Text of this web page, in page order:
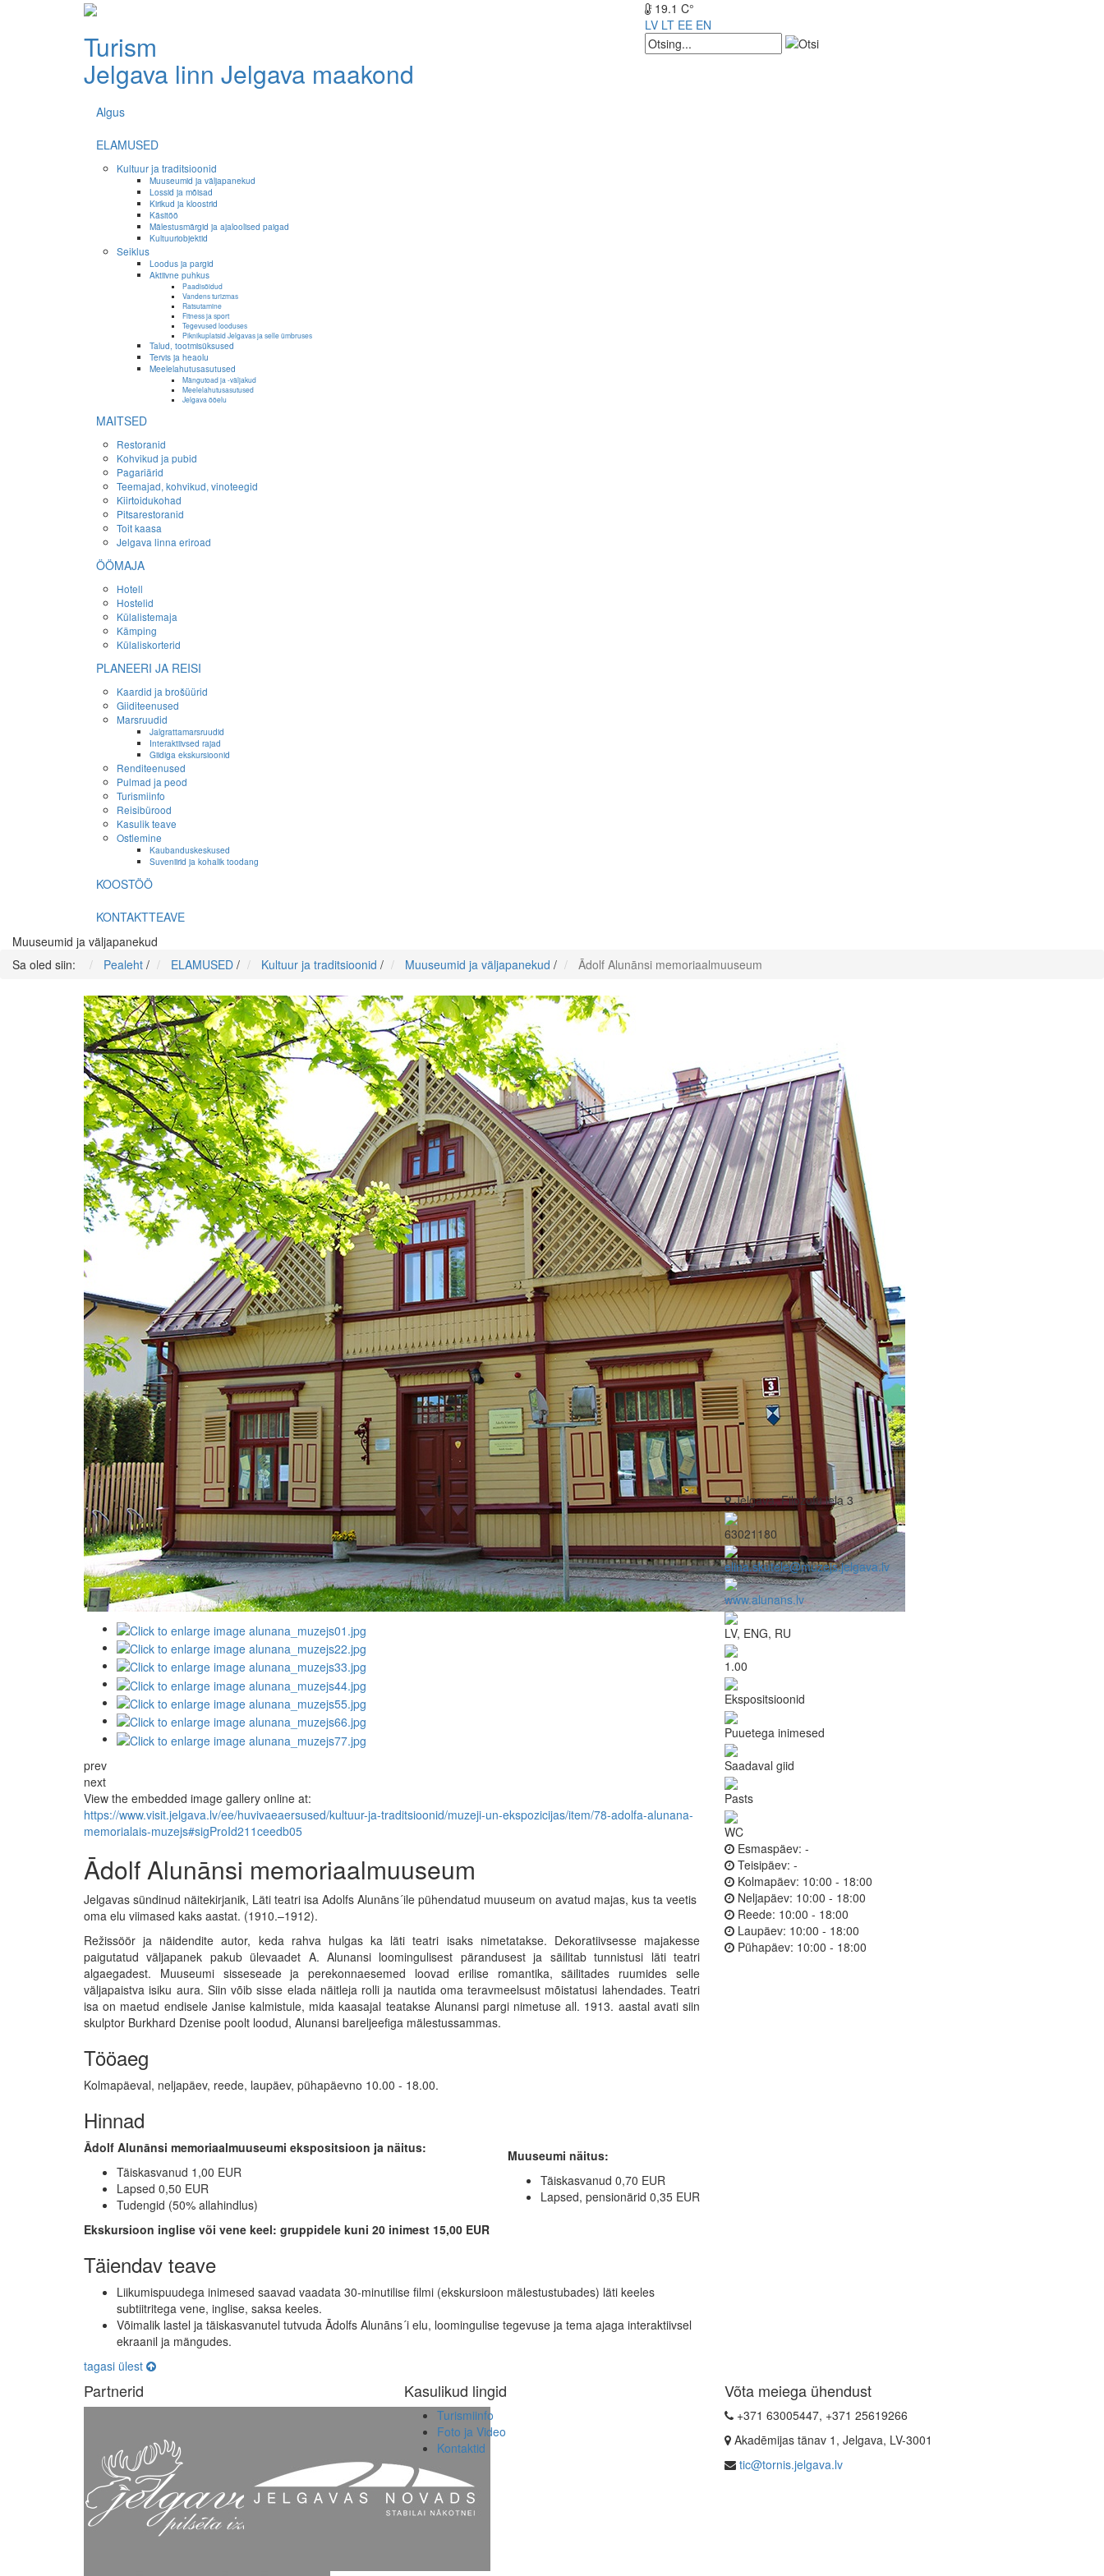
Turism
Jelgava linn Jelgava maakond
19.1 C°
LV LT EE EN
Algus
ELAMUSED
Kultuur ja traditsioonid
Muuseumid ja väljapanekud
Lossid ja mõisad
Kirikud ja kloostrid
Käsitöö
Mälestusmärgid ja ajaloolised paigad
Kultuuriobjektid
Seiklus
Loodus ja pargid
Aktiivne puhkus
Paadisõidud
Vandens turizmas
Ratsutamine
Fitness ja sport
Tegevused looduses
Piknikuplatsid Jelgavas ja selle ümbruses
Talud, tootmisüksused
Tervis ja heaolu
Meelelahutusasutused
Mängutoad ja -väljakud
Meelelahutusasutused
Jelgava ööelu
MAITSED
Restoranid
Kohvikud ja pubid
Pagariärid
Teemajad, kohvikud, vinoteegid
Kiirtoidukohad
Pitsarestoranid
Toit kaasa
Jelgava linna eriroad
ÖÖMAJA
Hotell
Hostelid
Külalistemaja
Kämping
Külaliskorterid
PLANEERI JA REISI
Kaardid ja brošüürid
Giiditeenused
Marsruudid
Jalgrattamarsruudid
Interaktiivsed rajad
Giidiga ekskursioonid
Renditeenused
Pulmad ja peod
Turismiinfo
Reisibürood
Kasulik teave
Ostlemine
Kaubanduskeskused
Suveniirid ja kohalik toodang
KOOSTÖÖ
KONTAKTTEAVE
Muuseumid ja väljapanekud
Sa oled siin:
Pealeht / ELAMUSED / Kultuur ja traditsioonid / Muuseumid ja väljapanekud / Ādolf Alunānsi memoriaalmuuseum
prev
next
View the embedded image gallery online at:
https://www.visit.jelgava.lv/ee/huvivaeaersused/kultuur-ja-traditsioonid/muzeji-un-ekspozicijas/item/78-adolfa-alunana-
memorialais-muzejs#sigProId211ceedb05
Ādolf Alunānsi memoriaalmuuseum
Jelgavas sündinud näitekirjanik, Läti teatri isa Adolfs Alunāns´ile pühendatud muuseum on avatud majas, kus ta veetis
oma elu viimased kaks aastat. (1910.–1912).
Režissöör ja näidendite autor, keda rahva hulgas ka läti teatri isaks nimetatakse. Dekoratiivsesse majakesse
paigutatud väljapanek pakub ülevaadet A. Alunansi loomingulisest pärandusest ja säilitab tunnistusi läti teatri
algaegadest. Muuseumi sisseseade ja perekonnaesemed loovad erilise romantika, säilitades ruumides selle
väljapaistva isiku aura. Siin võib sisse elada näitleja rolli ja nautida oma teravmeelsust mõistatusi lahendades. Teatri
isa on maetud endisele Janise kalmistule, mida kaasajal teatakse Alunansi pargi nimetuse all. 1913. aastal avati siin
skulptor Burkhard Dzenise poolt loodud, Alunansi bareljeefiga mälestussammas.
Tööaeg
Kolmapäeval, neljapäev, reede, laupäev, pühapäevno 10.00 - 18.00.
Hinnad
Ādolf Alunānsi memoriaalmuuseumi ekspositsioon ja näitus:
Täiskasvanud 1,00 EUR
Lapsed 0,50 EUR
Tudengid (50% allahindlus)
Muuseumi näitus:
Täiskasvanud 0,70 EUR
Lapsed, pensionärid 0,35 EUR
Ekskursioon inglise või vene keel: gruppidele kuni 20 inimest 15,00 EUR
Täiendav teave
Liikumispuudega inimesed saavad vaadata 30-minutilise filmi (ekskursioon mälestustubades) läti keeles
subtiitritega vene, inglise, saksa keeles.
Võimalik lastel ja täiskasvanutel tutvuda Ādolfs Alunāns´i elu, loomingulise tegevuse ja tema ajaga interaktiivsel
ekraanil ja mängudes.
tagasi ülest
Jelgava, Filozofu iela 3
63021180
elina.skutele@muzejs.jelgava.lv
www.alunans.lv
LV, ENG, RU
1.00
Ekspositsioonid
Puuetega inimesed
Saadaval giid
Pasts
WC
Esmaspäev: -
Teisipäev: -
Kolmapäev: 10:00 - 18:00
Neljapäev: 10:00 - 18:00
Reede: 10:00 - 18:00
Laupäev: 10:00 - 18:00
Pühapäev: 10:00 - 18:00
Partnerid Kasulikud lingid
Turismiinfo
Foto ja Video
Kontaktid
Võta meiega ühendust
+371 63005447, +371 25619266
Akadēmijas tänav 1, Jelgava, LV-3001
tic@tornis.jelgava.lv